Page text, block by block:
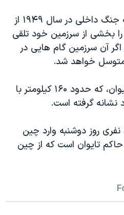
تايوان و چين در جريان يک جنگ داخلی در سال ۱۹۴۹ از
بخشی از سرزمين خود تلقی
آن سرزمين گام هايی در
متوسل خواهد شد.
چين صدا موشک بسوی تايوان، که حدود ۱۶۰ کيلومتر با
گرفته است.
«وو» همراه با يک هيات ۱۶ نفری روز دوشنبه وارد چين
تايوان است که از چين